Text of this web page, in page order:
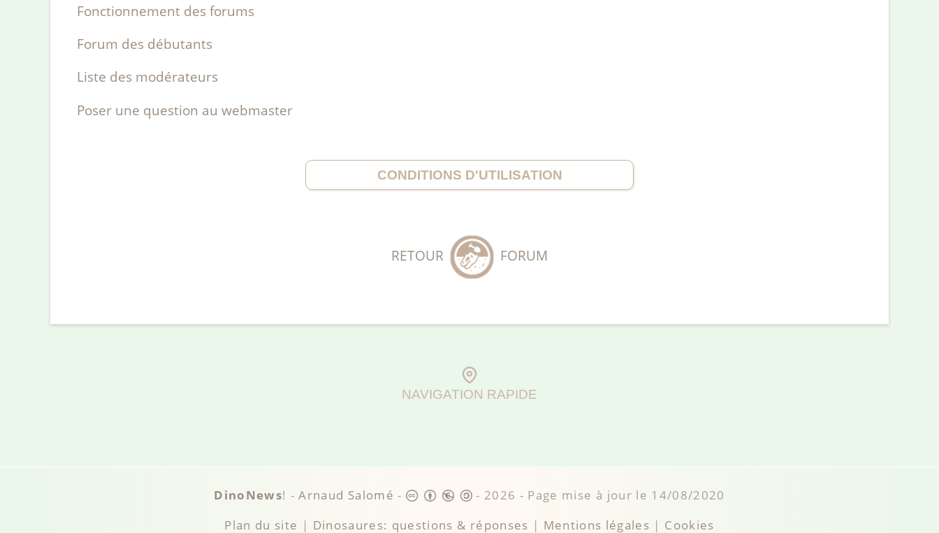
Fonctionnement des forums
Forum des débutants
Liste des modérateurs
Poser une question au webmaster
CONDITIONS D'UTILISATION
RETOUR FORUM
NAVIGATION RAPIDE
DinoNews! -Arnaud Salomé - - 2026 - Page mise à jour le 14/08/2020
Plan du site | Dinosaures: questions & réponses | Mentions légales | Cookies